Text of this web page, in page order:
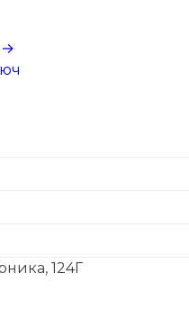
→
124Г